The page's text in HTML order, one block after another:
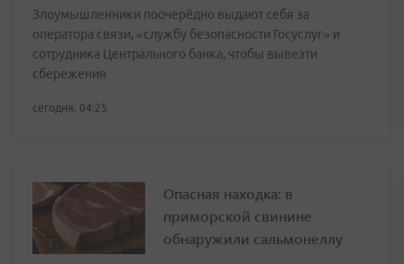
Злоумышленники поочерёдно выдают себя за
оператора связи, «службу безопасности Госуслуг» и
сотрудника Центрального банка, чтобы вывезти
сбережения
сегодня, 04:25
Опасная находка: в
приморской свинине
обнаружили сальмонеллу